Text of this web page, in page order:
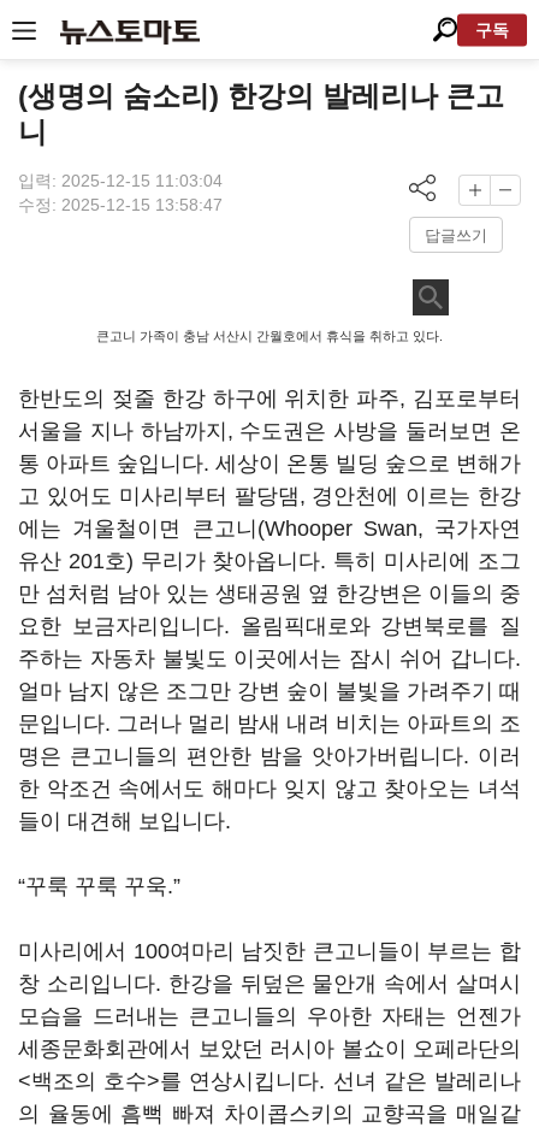
구독
(생명의 숨소리) 한강의 발레리나 큰고
니
입력: 2025-12-15 11:03:04
수정: 2025-12-15 13:58:47
답글쓰기
큰고니 가족이 충남 서산시 간월호에서 휴식을 취하고 있다.
한반도의 젖줄 한강 하구에 위치한 파주, 김포로부터
서울을 지나 하남까지, 수도권은 사방을 둘러보면 온
통 아파트 숲입니다. 세상이 온통 빌딩 숲으로 변해가
고 있어도 미사리부터 팔당댐, 경안천에 이르는 한강
에는 겨울철이면 큰고니(Whooper Swan, 국가자연
유산 201호) 무리가 찾아옵니다. 특히 미사리에 조그
만 섬처럼 남아 있는 생태공원 옆 한강변은 이들의 중
요한 보금자리입니다. 올림픽대로와 강변북로를 질
주하는 자동차 불빛도 이곳에서는 잠시 쉬어 갑니다.
얼마 남지 않은 조그만 강변 숲이 불빛을 가려주기 때
문입니다. 그러나 멀리 밤새 내려 비치는 아파트의 조
명은 큰고니들의 편안한 밤을 앗아가버립니다. 이러
한 악조건 속에서도 해마다 잊지 않고 찾아오는 녀석
들이 대견해 보입니다.
“꾸룩 꾸룩 꾸욱.”
미사리에서 100여마리 남짓한 큰고니들이 부르는 합
창 소리입니다. 한강을 뒤덮은 물안개 속에서 살며시
모습을 드러내는 큰고니들의 우아한 자태는 언젠가
세종문화회관에서 보았던 러시아 볼쇼이 오페라단의
<백조의 호수>를 연상시킵니다. 선녀 같은 발레리나
의 율동에 흠뻑 빠져 차이콥스키의 교향곡을 매일같